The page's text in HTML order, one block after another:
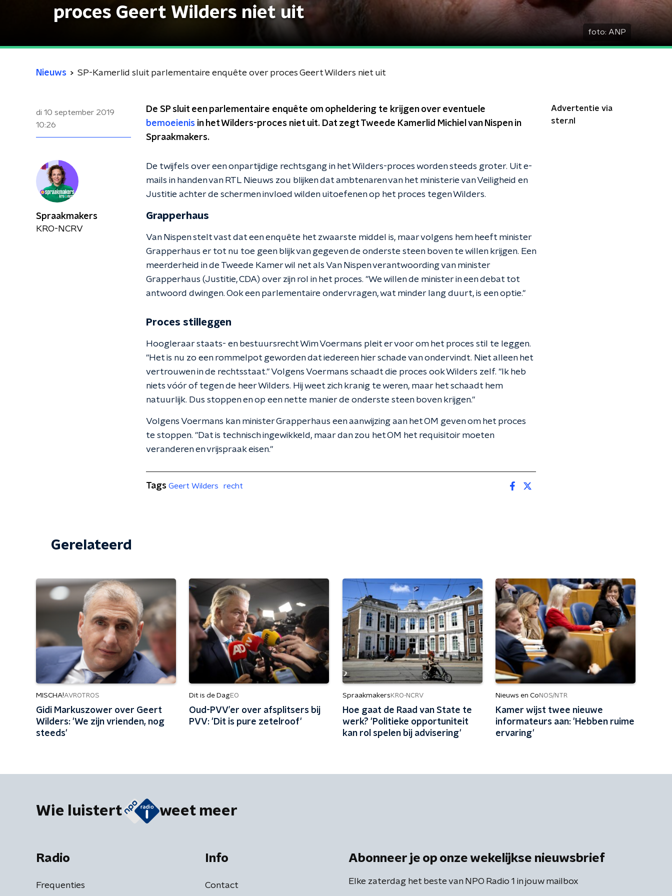
proces Geert Wilders niet uit
foto: ANP
Nieuws SP-Kamerlid sluit parlementaire enquête over proces Geert Wilders niet uit
di 10 september 2019
10:26
De SP sluit een parlementaire enquête om opheldering te krijgen over eventuele
bemoeienis in het Wilders-proces niet uit. Dat zegt Tweede Kamerlid Michiel van Nispen in
Spraakmakers.
De twijfels over een onpartijdige rechtsgang in het Wilders-proces worden steeds groter. Uit e-
mails in handen van RTL Nieuws zou blijken dat ambtenaren van het ministerie van Veiligheid en
Justitie achter de schermen invloed wilden uitoefenen op het proces tegen Wilders.
Grapperhaus
Van Nispen stelt vast dat een enquête het zwaarste middel is, maar volgens hem heeft minister
Grapperhaus er tot nu toe geen blijk van gegeven de onderste steen boven te willen krijgen. Een
meerderheid in de Tweede Kamer wil net als Van Nispen verantwoording van minister
Grapperhaus (Justitie, CDA) over zijn rol in het proces. "We willen de minister in een debat tot
antwoord dwingen. Ook een parlementaire ondervragen, wat minder lang duurt, is een optie."
Proces stilleggen
Hoogleraar staats- en bestuursrecht Wim Voermans pleit er voor om het proces stil te leggen.
"Het is nu zo een rommelpot geworden dat iedereen hier schade van ondervindt. Niet alleen het
vertrouwen in de rechtsstaat." Volgens Voermans schaadt die proces ook Wilders zelf. "Ik heb
niets vóór of tegen de heer Wilders. Hij weet zich kranig te weren, maar het schaadt hem
natuurlijk. Dus stoppen en op een nette manier de onderste steen boven krijgen."
Volgens Voermans kan minister Grapperhaus een aanwijzing aan het OM geven om het proces
te stoppen. "Dat is technisch ingewikkeld, maar dan zou het OM het requisitoir moeten
veranderen en vrijspraak eisen."
Advertentie via
ster.nl
Spraakmakers
KRO-NCRV
Tags Geert Wilders recht
Gerelateerd
MISCHA!AVROTROS
Gidi Markuszower over Geert
Wilders: 'We zijn vrienden, nog
steeds'
Dit is de DagEO
Oud-PVV’er over afsplitsers bij
PVV: 'Dit is pure zetelroof'
Spraakmakers KRO-NCRV
Hoe gaat de Raad van State te
werk? 'Politieke opportuniteit
kan rol spelen bij advisering'
Nieuws en Co NOS/NTR
Kamer wijst twee nieuwe
informateurs aan: 'Hebben ruime
ervaring'
Wie luistert weet meer
Radio
Frequenties
Info
Contact
Abonneer je op onze wekelijkse nieuwsbrief
Elke zaterdag het beste van NPO Radio 1 in jouw mailbox